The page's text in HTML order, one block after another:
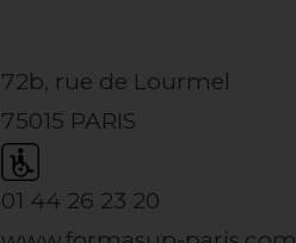
72b, rue de Lourmel
75015 PARIS
01 44 26 23 20